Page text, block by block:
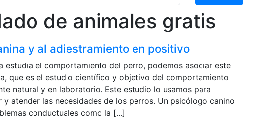
de animales gratis
y al adiestramiento en positivo
estudia el comportamiento del perro, podemos asociar este
que es el estudio científico y objetivo del comportamiento
natural y en laboratorio. Este estudio lo usamos para
y atender las necesidades de los perros. Un psicólogo canino
conductuales como la [...]